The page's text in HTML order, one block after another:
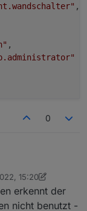
,
,
0
und mache
15:20
erkennt der
nicht benutzt -